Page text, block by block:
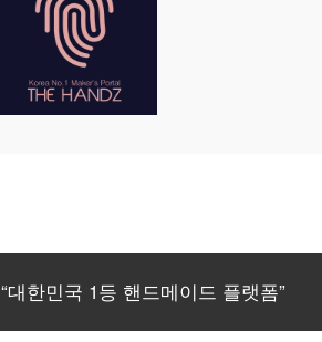
“대한민국 1등 핸드메이드 플랫폼”